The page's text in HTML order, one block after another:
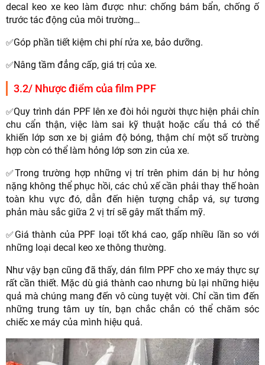
decal keo xe keo làm được như: chống bám bẩn, chống ố
trước tác động của môi trường…
✅Góp phần tiết kiệm chi phí rửa xe, bảo dưỡng.
✅Nâng tầm đẳng cấp, giá trị của xe.
3.2/ Nhược điểm của film PPF
✅Quy trình dán PPF lên xe đòi hỏi người thực hiện phải chỉn
chu cẩn thận, việc làm sai kỹ thuật hoặc cẩu thả có thể
khiến lớp sơn xe bị giảm độ bóng, thậm chí một số trường
hợp còn có thể làm hỏng lớp sơn zin của xe.
✅Trong trường hợp những vị trí trên phim dán bị hư hỏng
nặng không thể phục hồi, các chủ xế cần phải thay thế hoàn
toàn khu vực đó, dẫn đến hiện tượng chắp vá, sự tương
phản màu sắc giữa 2 vị trí sẽ gây mất thẩm mỹ.
✅Giá thành của PPF loại tốt khá cao, gấp nhiều lần so với
những loại decal keo xe thông thường.
Như vậy bạn cũng đã thấy, dán film PPF cho xe máy thực sự
rất cần thiết. Mặc dù giá thành cao nhưng bù lại những hiệu
quả mà chúng mang đến vô cùng tuyệt vời. Chỉ cần tìm đến
những trung tâm uy tín, bạn chắc chắn có thể chăm sóc
chiếc xe máy của mình hiệu quả.